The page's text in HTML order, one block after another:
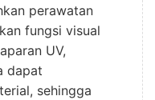
perawatan
fungsi visual
UV,
dapat
sehingga